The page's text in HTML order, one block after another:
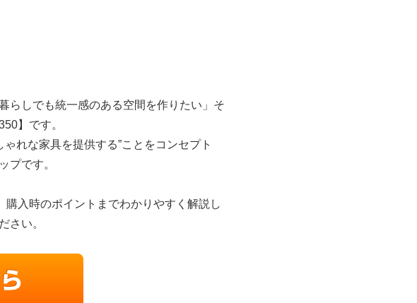
らしでも統一感のある空間を作りたい」そ
】です。
れな家具を提供する”ことをコンセプト
プです。
入時のポイントまでわかりやすく解説し
さい。